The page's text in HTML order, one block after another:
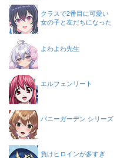
クラスで2番目に可愛い
女の子と友だちになった
よわよわ先生
エルフェンリート
バニーガーデン シリーズ
負けヒロインが多すぎ